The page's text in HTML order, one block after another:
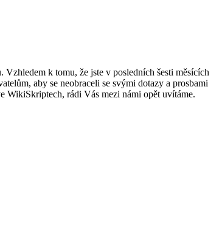
k tomu, že jste v posledních šesti měsících
aby se neobraceli se svými dotazy a prosbami
WikiSkriptech, rádi Vás mezi námi opět uvítáme.